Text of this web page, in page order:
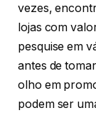
vezes,
lojas com
pesquise em
antes de
olho em
podem ser